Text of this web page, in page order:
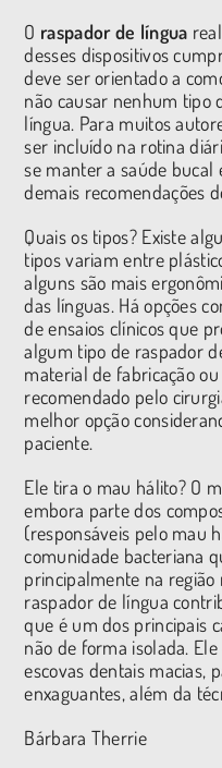
O raspador de língua
desses dispositivos
deve ser orientado a
não causar nenhum tipo
língua. Para muitos
ser incluído na rotina
se manter a saúde
demais recomendações
Quais os tipos? Existe
tipos variam entre
alguns são mais
das línguas. Há opções
de ensaios clínicos que
algum tipo de raspador
material de fabricação
recomendado pelo
melhor opção
paciente.
Ele tira o mau hálito? O
embora parte dos
(responsáveis pelo mau
comunidade bacteriana
principalmente na região
raspador de língua
que é um dos principais
não de forma isolada.
escovas dentais macias,
enxaguantes, além da
Bárbara Therrie